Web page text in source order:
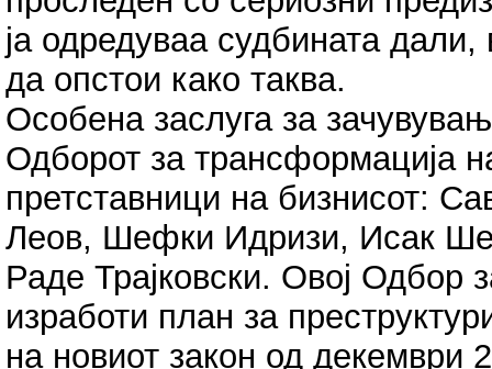
ја одредувaа судбината
да опстои како таква.
Особена заслуга за
Одборот за трансформација
претставници на бизнисот:
Леов, Шефки Идризи, Исак
Раде Трајковски. Овој Одбор
изработи план за
на новиот закон од декември